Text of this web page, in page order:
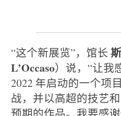
“这个新展览”，馆长
L’Occaso）说，“让我
2022 年启动的一个项
战，并以高超的技艺
预期的作品。我要感